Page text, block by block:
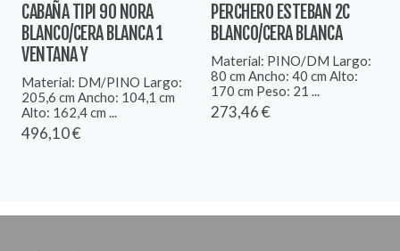
CABAÑA TIPI 90 NORA
BLANCO/CERA BLANCA 1
VENTANA Y
Material: DM/PINO Largo:
205,6 cm Ancho: 104,1 cm
Alto: 162,4 cm ...
496,10 €
PERCHERO ESTEBAN 2C
BLANCO/CERA BLANCA
Material: PINO/DM Largo:
80 cm Ancho: 40 cm Alto:
170 cm Peso: 21 ...
273,46 €